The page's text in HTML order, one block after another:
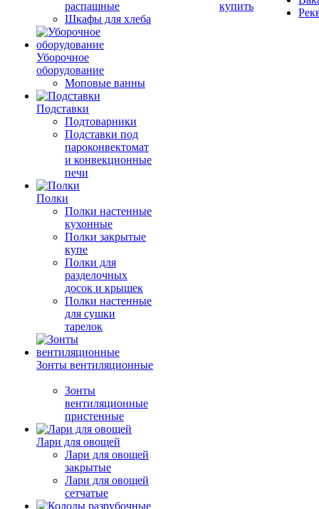
распашные
Шкафы для хлеба
Уборочное
оборудование
Моповые ванны
Подставки
Подтоварники
Подставки под
пароконвектомат
и конвекционные
печи
Полки
Полки настенные
кухонные
Полки закрытые
купе
Полки для
разделочных
досок и крышек
Полки настенные
для сушки
тарелок
Зонты вентиляционные
Зонты
вентиляционные
пристенные
Лари для овощей
Лари для овощей
закрытые
Лари для овощей
сетчатые
купить